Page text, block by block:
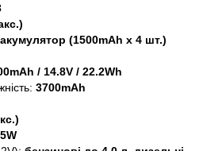
(1500mAh x 4 шт.)
/ 14.8V / 22.2Wh
3700mAh